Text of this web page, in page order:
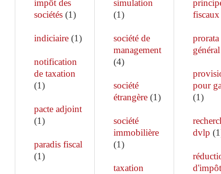
impôt des
sociétés (1)
indiciaire (1)
notification
de taxation
(1)
pacte adjoint
(1)
paradis fiscal
(1)
simulation
(1)
société de
management
(4)
société
étrangère(1)
société
immobilière
(1)
taxation
fiscaux
prorata
général
pour
(1)
dvlp (1
d'impôt